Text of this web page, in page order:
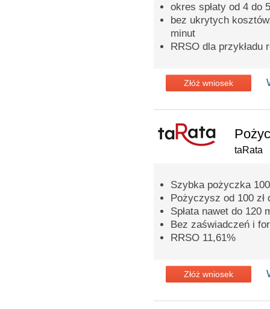
okres spłaty od 4 do
bez ukrytych
minut
RRSO dla przykładu
Złóż wniosek
taRata
Szybka pożyczka
Pożyczysz od 100 zł
Spłata nawet do 120
Bez zaświadczeń i
RRSO 11,61%
Złóż wniosek